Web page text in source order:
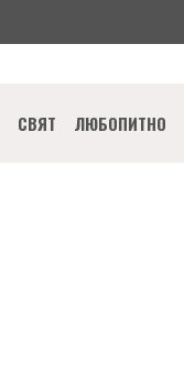
СВЯТ ЛЮБОПИТНО